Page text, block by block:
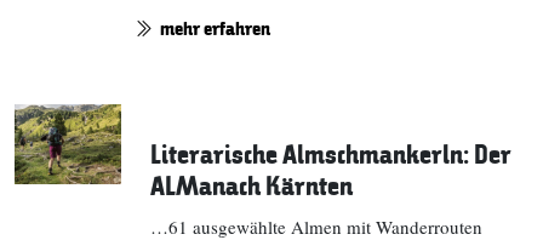
mehr erfahren
Literarische Almschmankerln: Der
ALManach Kärnten
…61 ausgewählte Almen mit Wanderrouten